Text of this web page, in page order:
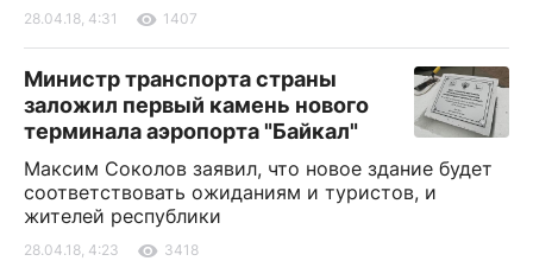
28.04.18, 4:31 1407
Министр транспорта страны
заложил первый камень нового
терминала аэропорта "Байкал"
Максим Соколов заявил, что новое здание будет
соответствовать ожиданиям и туристов, и
жителей республики
28.04.18, 4:23 3418